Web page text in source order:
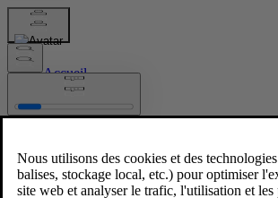
Images
Accueil